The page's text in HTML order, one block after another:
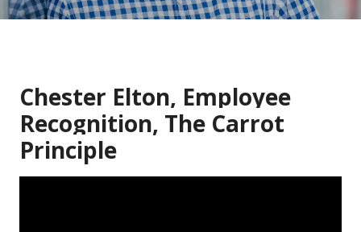
Chester Elton, Employee
Recognition, The Carrot
Principle